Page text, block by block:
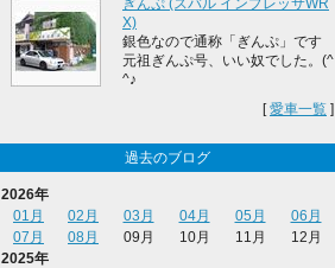
ぎんぷ (スバル インプレッサWR
X)
銀色なので通称「ぎんぷ」です
元祖ぎんぷ号、いい奴でした。(^
^♪
[愛車一覧 ]
過去のブログ
2026年
01月
02月 03月 04月 05月
06月
07月
08月 09月 10月 11月
12月
2025年